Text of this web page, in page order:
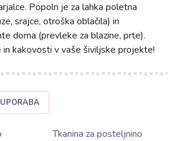
Popoln je za lahka poletna
srajce, otroška oblačila) in
doma (prevleke za blazine, prte).
in kakovosti v vaše šiviljske projekte!
Tkanina za posteljnino